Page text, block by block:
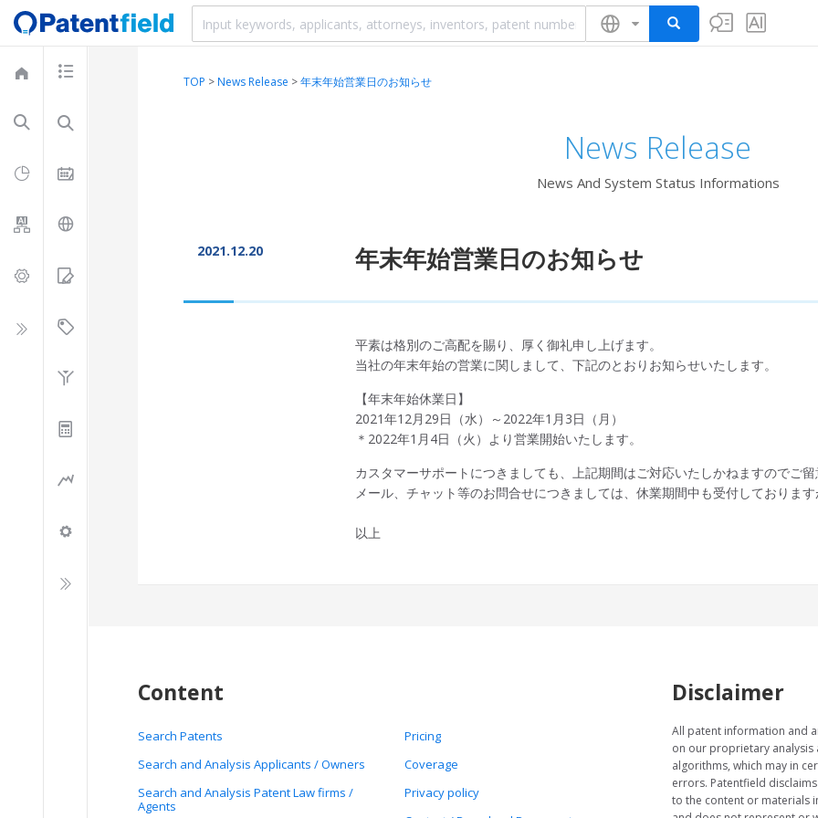
TOP >News Release >年末年始営業日のお知らせ
News Release
News And System Status Informations
2021.12.20 年末年始営業日のお知らせ
平素は格別のご高配を賜り、厚く御礼申し上げます。
当社の年末年始の営業に関しまして、下記のとおりお知らせいたします。
【年末年始休業日】
2021年12月29日（水）～2022年1月3日（月）
＊2022年1月4日（火）より営業開始いたします。
カスタマーサポートにつきましても、上記期間はご対応いたしかねますのでご留
メール、チャット等のお問合せにつきましては、休業期間中も受付しておりま
以上
Content
Search Patents
Search and Analysis Applicants / Owners
Search and Analysis Patent Law firms /
Agents
Pricing
Coverage
Privacy policy
Disclaimer
All patent information and
on our proprietary analysis
algorithms, which may in
errors. Patentfield
to the content or materials